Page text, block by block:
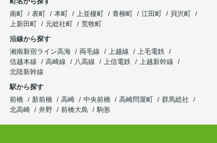
南町
表町 本町 上並榎町 青柳町 江田町
貝沢町
上新田町
元総社町
荒牧町
沿線から探す
湘南新宿ライン高海
両毛線 上越線
上毛電鉄
信越本線
高崎線 八高線 上信電鉄
上越新幹線
北陸新幹線
駅から探す
前橋
新前橋 高崎 中央前橋 高崎問屋町
群馬総社
北高崎
井野 前橋大島 駒形